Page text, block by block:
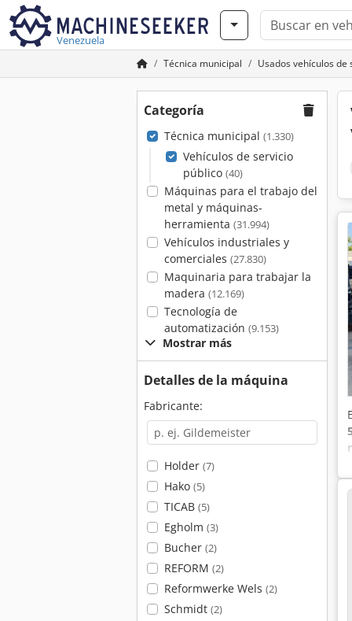
Venezuela
Técnica municipal Usados vehículos de
Categoría
Técnica municipal (1.330)
Vehículos de servicio
público (40)
Máquinas para el trabajo del
metal y máquinas-
herramienta (31.994)
Vehículos industriales y
comerciales (27.830)
Maquinaria para trabajar la
madera (12.169)
Tecnología de
automatización (9.153)
Mostrar más
Detalles de la máquina
Fabricante:
Holder (7)
Hako (5)
TICAB (5)
Egholm (3)
Bucher (2)
REFORM (2)
Reformwerke Wels (2)
Schmidt (2)